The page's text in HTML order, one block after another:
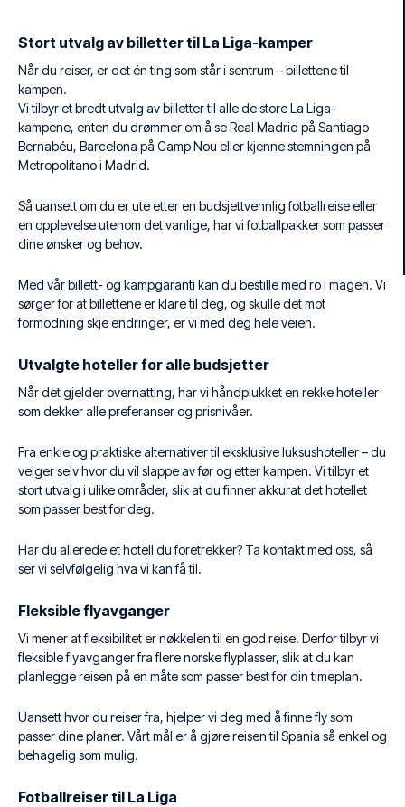
Stort utvalg av billetter til La Liga-kamper
Når du reiser, er det én ting som står i sentrum – billettene til
kampen.
Vi tilbyr et bredt utvalg av billetter til alle de store La Liga-
kampene, enten du drømmer om å se Real Madrid på Santiago
Bernabéu, Barcelona på Camp Nou eller kjenne stemningen på
Metropolitano i Madrid.
Så uansett om du er ute etter en budsjettvennlig fotballreise eller
en opplevelse utenom det vanlige, har vi fotballpakker som passer
dine ønsker og behov.
Med vår billett- og kampgaranti kan du bestille med ro i magen. Vi
sørger for at billettene er klare til deg, og skulle det mot
formodning skje endringer, er vi med deg hele veien.
Utvalgte hoteller for alle budsjetter
Når det gjelder overnatting, har vi håndplukket en rekke hoteller
som dekker alle preferanser og prisnivåer.
Fra enkle og praktiske alternativer til eksklusive luksushoteller – du
velger selv hvor du vil slappe av før og etter kampen. Vi tilbyr et
stort utvalg i ulike områder, slik at du finner akkurat det hotellet
som passer best for deg.
Har du allerede et hotell du foretrekker? Ta kontakt med oss, så
ser vi selvfølgelig hva vi kan få til.
Fleksible flyavganger
Vi mener at fleksibilitet er nøkkelen til en god reise. Derfor tilbyr vi
fleksible flyavganger fra flere norske flyplasser, slik at du kan
planlegge reisen på en måte som passer best for din timeplan.
Uansett hvor du reiser fra, hjelper vi deg med å finne fly som
passer dine planer. Vårt mål er å gjøre reisen til Spania så enkel og
behagelig som mulig.
Fotballreiser til La Liga